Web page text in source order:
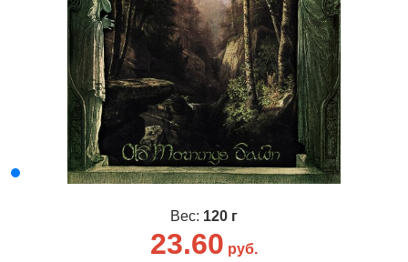
Вес: 120 г
23.60 руб.